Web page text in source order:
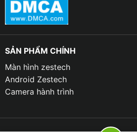
SẢN PHẨM CHÍNH
Màn hình zestech
Android Zestech
Camera hành trình